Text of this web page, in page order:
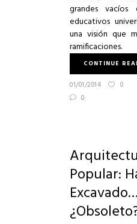
grandes vacíos
educativos
una visión que
ramificaciones.
CONTINUE
01/01/2014
0
0
Popular: